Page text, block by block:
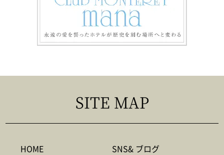
SITE MAP
HOME
SNS& ブログ